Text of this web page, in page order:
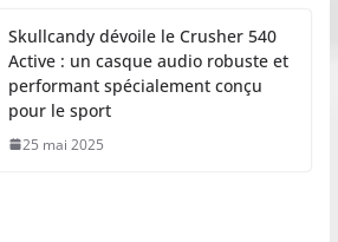
Skullcandy dévoile le Crusher 540
Active : un casque audio robuste et
performant spécialement conçu
pour le sport
25 mai 2025